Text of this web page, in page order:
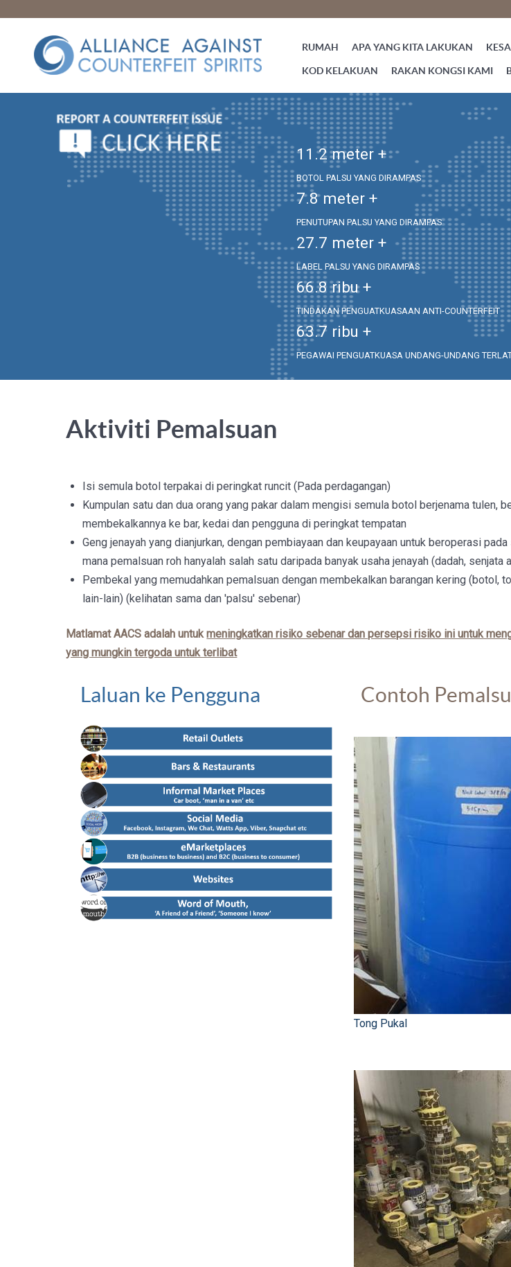
RUMAH APA YANG KITA LAKUKAN
KOD KELAKUAN RAKAN KONGSI KAMI
11.2 meter +
BOTOL PALSU YANG DIRAMPAS
7.8 meter +
PENUTUPAN PALSU YANG DIRAMPAS
27.7 meter +
LABEL PALSU YANG DIRAMPAS
66.8 ribu +
TINDAKAN PENGUATKUASAAN ANTI-COUNTERFEIT
63.7 ribu +
PEGAWAI PENGUATKUASA UNDANG-UNDANG
Aktiviti Pemalsuan
Isi semula botol terpakai di peringkat runcit (Pada perdagangan)
Kumpulan satu dan dua orang yang pakar dalam mengisi semula botol berjenama tulen,
membekalkannya ke bar, kedai dan pengguna di peringkat tempatan
Geng jenayah yang dianjurkan, dengan pembiayaan dan keupayaan untuk beroperasi
mana pemalsuan roh hanyalah salah satu daripada banyak usaha jenayah (dadah, senjata
Pembekal yang memudahkan pemalsuan dengan membekalkan barangan kering (botol,
lain-lain) (kelihatan sama dan 'palsu' sebenar)
Matlamat AACS adalah untukmeningkatkan risiko sebenar dan persepsi risiko ini untuk
yang mungkin tergoda untuk terlibat
Laluan ke Pengguna Contoh
Tong Pukal